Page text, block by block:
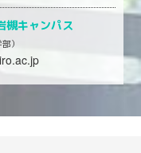
槻キャンパス
）